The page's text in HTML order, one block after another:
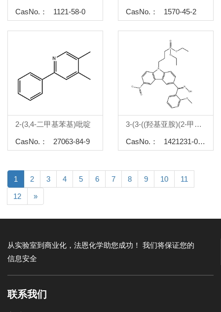
CasNo.： 1121-58-0 CasNo.： 1570-45-2
2-(3,4-二甲基苯基)吡啶
CasNo.： 27063-84-9
3-(3-((羟基亚胺)(2-甲氧基苯基)甲基)-6-硝基-9H-咔唑-9-基)丙基磷酸二乙酯
CasNo.： 1421231-02-8
1 2 3 4 5 6 7 8 9 10 11
12 »
从实验室到商业化，法恩化学助您成功！ 我们将保证您的
信息安全
联系我们